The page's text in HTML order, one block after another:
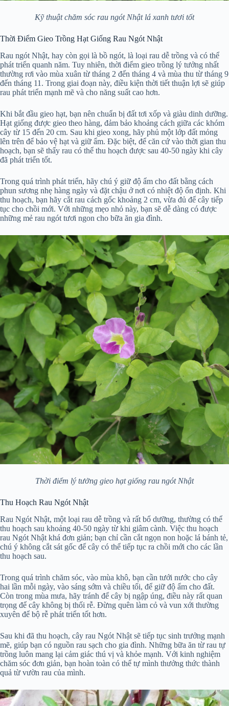
Kỹ thuật chăm sóc rau ngót Nhật lá xanh tươi tốt
Thời Điểm Gieo Trồng Hạt Giống Rau Ngót Nhật
Rau ngót Nhật, hay còn gọi là bồ ngót, là loại rau dễ trồng và có thể
phát triển quanh năm. Tuy nhiên, thời điểm gieo trồng lý tưởng nhất
thường rơi vào mùa xuân từ tháng 2 đến tháng 4 và mùa thu từ tháng 9
đến tháng 11. Trong giai đoạn này, điều kiện thời tiết thuận lợi sẽ giúp
rau phát triển mạnh mẽ và cho năng suất cao hơn.
Khi bắt đầu gieo hạt, bạn nên chuẩn bị đất tơi xốp và giàu dinh dưỡng.
Hạt giống được gieo theo hàng, đảm bảo khoảng cách giữa các khóm
cây từ 15 đến 20 cm. Sau khi gieo xong, hãy phủ một lớp đất mỏng
lên trên để bảo vệ hạt và giữ ẩm. Đặc biệt, để căn cứ vào thời gian thu
hoạch, bạn sẽ thấy rau có thể thu hoạch được sau 40-50 ngày khi cây
đã phát triển tốt.
Trong quá trình phát triển, hãy chú ý giữ độ ẩm cho đất bằng cách
phun sương nhẹ hàng ngày và đặt chậu ở nơi có nhiệt độ ổn định. Khi
thu hoạch, bạn hãy cắt rau cách gốc khoảng 2 cm, vừa đủ để cây tiếp
tục cho chồi mới. Với những mẹo nhỏ này, bạn sẽ dễ dàng có được
những mẻ rau ngót tươi ngon cho bữa ăn gia đình.
Thời điểm lý tưởng gieo hạt giống rau ngót Nhật
Thu Hoạch Rau Ngót Nhật
Rau Ngót Nhật, một loại rau dễ trồng và rất bổ dưỡng, thường có thể
thu hoạch sau khoảng 40-50 ngày từ khi giâm cành. Việc thu hoạch
rau Ngót Nhật khá đơn giản; bạn chỉ cần cắt ngọn non hoặc lá bánh tẻ,
chú ý không cắt sát gốc để cây có thể tiếp tục ra chồi mới cho các lần
thu hoạch sau.
Trong quá trình chăm sóc, vào mùa khô, bạn cần tưới nước cho cây
hai lần mỗi ngày, vào sáng sớm và chiều tối, để giữ độ ẩm cho đất.
Còn trong mùa mưa, hãy tránh để cây bị ngập úng, điều này rất quan
trọng để cây không bị thối rễ. Đừng quên làm cỏ và vun xới thường
xuyên để bộ rễ phát triển tốt hơn.
Sau khi đã thu hoạch, cây rau Ngót Nhật sẽ tiếp tục sinh trưởng mạnh
mẽ, giúp bạn có nguồn rau sạch cho gia đình. Những bữa ăn từ rau tự
trồng luôn mang lại cảm giác thú vị và khỏe mạnh. Với kinh nghiệm
chăm sóc đơn giản, bạn hoàn toàn có thể tự mình thưởng thức thành
quả từ vườn rau của mình.